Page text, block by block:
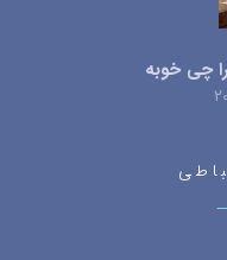
چی خوبه